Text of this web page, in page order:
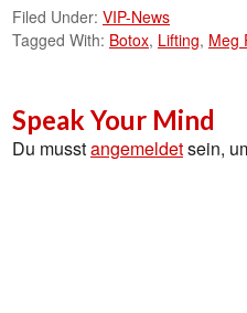
Filed Under: VIP-News
Tagged With: Botox, Lifting, Meg
Speak Your Mind
Du musstangemeldetsein,